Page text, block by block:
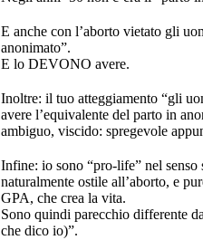
E anche con l’aborto vietato gli
anonimato”.
E lo DEVONO avere.
Inoltre: il tuo atteggiamento “gli
avere l’equivalente del parto in
ambiguo, viscido: spregevole
Infine: io sono “pro-life” nel
naturalmente ostile all’aborto, e
GPA, che crea la vita.
Sono quindi parecchio differente
che dico io)”.